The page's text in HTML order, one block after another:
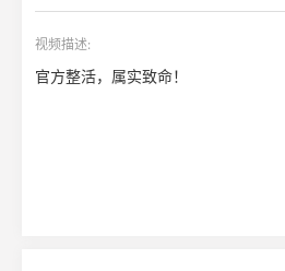
视频描述:
官方整活，属实致命！